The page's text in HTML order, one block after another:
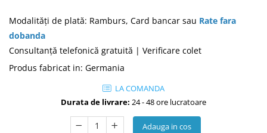
Modalităţi de plată: Ramburs, Card bancar sau Rate fara
dobanda
Consultanţă telefonică gratuită | Verificare colet
Produs fabricat in: Germania
LA COMANDA
Durata de livrare: 24 - 48 ore lucratoare
Adauga in cos